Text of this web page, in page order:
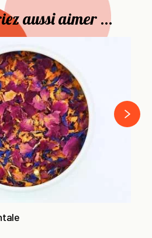
aussi aimer ...
›